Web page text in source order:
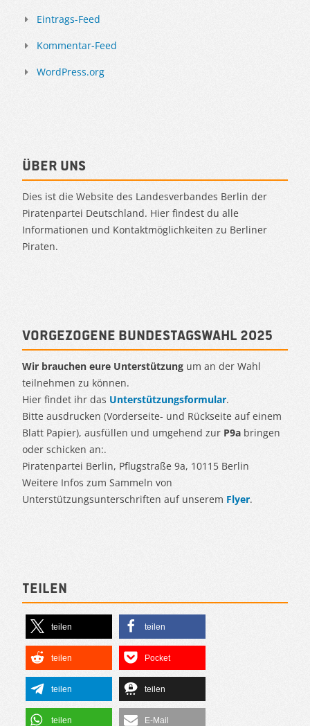
Eintrags-Feed
Kommentar-Feed
WordPress.org
Über uns
Dies ist die Website des Landesverbandes Berlin der
Piratenpartei Deutschland. Hier findest du alle
Informationen und Kontaktmöglichkeiten zu Berliner
Piraten.
Vorgezogene Bundestagswahl 2025
Wir brauchen eure Unterstützung um an der Wahl
teilnehmen zu können.
Hier findet ihr das Unterstützungsformular.
Bitte ausdrucken (Vorderseite- und Rückseite auf einem
Blatt Papier), ausfüllen und umgehend zur P9a bringen
oder schicken an:.
Piratenpartei Berlin, Pflugstraße 9a, 10115 Berlin
Weitere Infos zum Sammeln von
Unterstützungsunterschriften auf unserem Flyer.
Teilen
teilen teilen
teilen Pocket
teilen teilen
teilen E-Mail